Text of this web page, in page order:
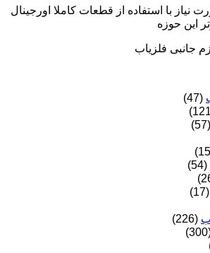
نیاز با استفاده از قطعات کاملا اورجینال
این حوزه
جانبی فلزیاب
(47)
(57)
(54)
(17)
(226)